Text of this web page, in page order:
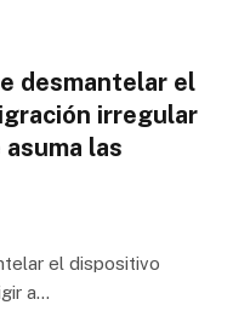
desmantelar el
irregular
las
el dispositivo
a…